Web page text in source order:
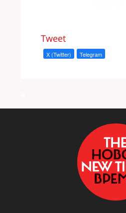
Tweet
X (Twitter) Telegram